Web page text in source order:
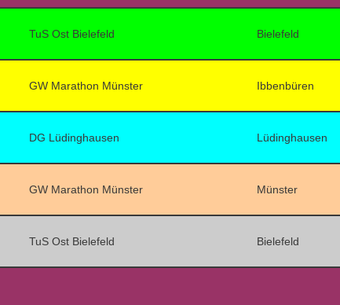
TuS Ost Bielefeld Bielefeld
GW Marathon Münster Ibbenbüren
DG Lüdinghausen Lüdinghausen
GW Marathon Münster Münster
TuS Ost Bielefeld Bielefeld